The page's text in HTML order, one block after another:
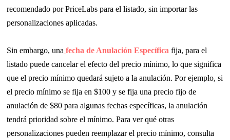
recomendado por PriceLabs para el listado, sin importar las
personalizaciones aplicadas.
Sin embargo, una fecha de Anulación Específica fija, para el
listado puede cancelar el efecto del precio mínimo, lo que significa
que el precio mínimo quedará sujeto a la anulación. Por ejemplo, si
el precio mínimo se fija en $100 y se fija una precio fijo de
anulación de $80 para algunas fechas específicas, la anulación
tendrá prioridad sobre el mínimo. Para ver qué otras
personalizaciones pueden reemplazar el precio mínimo, consulta